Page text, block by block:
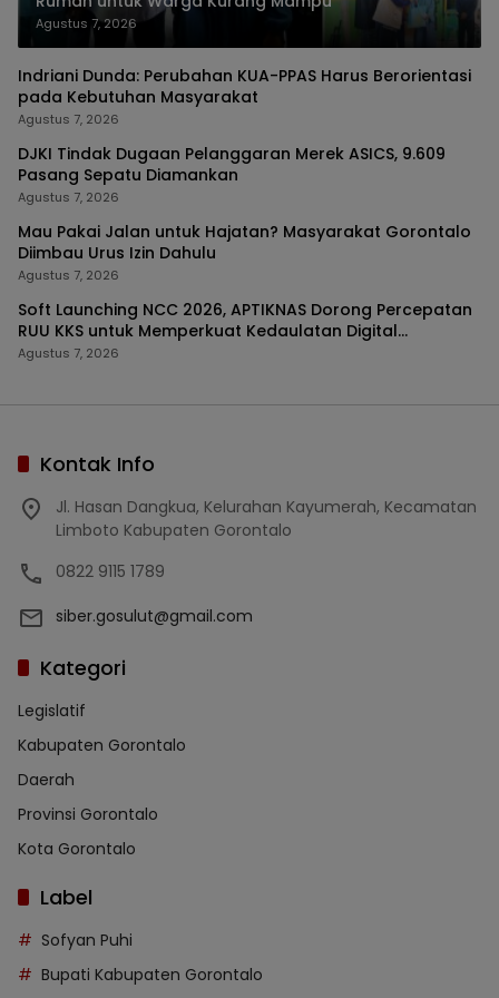
Agustus 7, 2026
Indriani Dunda: Perubahan KUA-PPAS Harus Berorientasi
pada Kebutuhan Masyarakat
Agustus 7, 2026
DJKI Tindak Dugaan Pelanggaran Merek ASICS, 9.609
Pasang Sepatu Diamankan
Agustus 7, 2026
Mau Pakai Jalan untuk Hajatan? Masyarakat Gorontalo
Diimbau Urus Izin Dahulu
Agustus 7, 2026
Soft Launching NCC 2026, APTIKNAS Dorong Percepatan
RUU KKS untuk Memperkuat Kedaulatan Digital
Indonesia
Agustus 7, 2026
Kontak Info
Jl. Hasan Dangkua, Kelurahan Kayumerah, Kecamatan
Limboto Kabupaten Gorontalo
0822 9115 1789
siber.gosulut@gmail.com
Kategori
Legislatif
Kabupaten Gorontalo
Daerah
Provinsi Gorontalo
Kota Gorontalo
Label
Sofyan Puhi
Bupati Kabupaten Gorontalo